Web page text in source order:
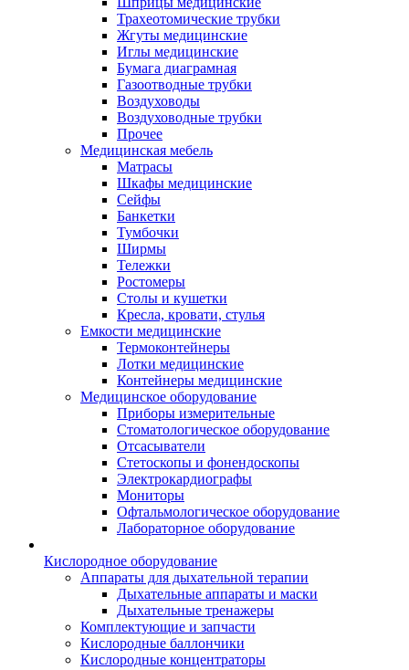
Трахеотомические трубки
Жгуты медицинские
Иглы медицинские
Бумага диаграмная
Газоотводные трубки
Воздуховоды
Воздуховодные трубки
Прочее
Медицинская мебель
Матрасы
Шкафы медицинские
Сейфы
Банкетки
Тумбочки
Ширмы
Тележки
Ростомеры
Столы и кушетки
Кресла, кровати, стулья
Емкости медицинские
Термоконтейнеры
Лотки медицинские
Контейнеры медицинские
Медицинское оборудование
Приборы измерительные
Стоматологическое оборудование
Отсасыватели
Стетоскопы и фонендоскопы
Электрокардиографы
Мониторы
Офтальмологическое оборудование
Лабораторное оборудование
Кислородное оборудование
Аппараты для дыхательной терапии
Дыхательные аппараты и маски
Дыхательные тренажеры
Комплектующие и запчасти
Кислородные баллончики
Кислородные концентраторы